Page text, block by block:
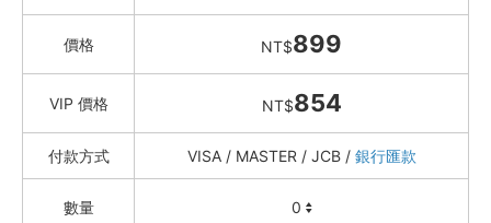
特瑪多有機農園
茂生米糧 單一純種米
富興米店
台灣好蒡 牛蒡茶、牛蒡脆片
2021老梅 (社會企業)
價格 NT$899
VIP 價格 NT$854
付款方式 VISA / MASTER / JCB / 銀行匯款
數量